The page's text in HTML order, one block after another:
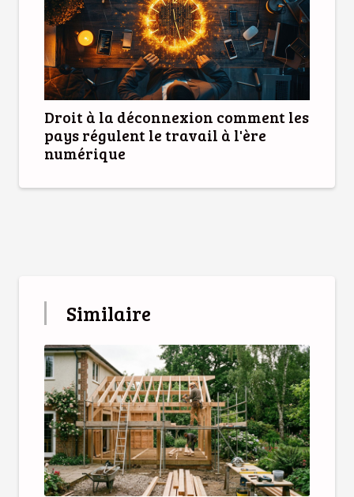
Droit à la déconnexion comment les
pays régulent le travail à l'ère
numérique
Similaire